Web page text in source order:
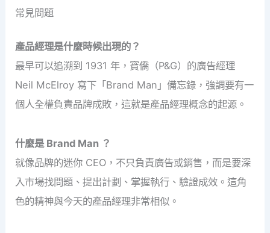
常見問題
產品經理是什麼時候出現的？
最早可以追溯到 1931 年，寶僑（P&G）的廣告經理
Neil McElroy 寫下「Brand Man」備忘錄，強調要有一
個人全權負責品牌成敗，這就是產品經理概念的起源。
什麼是 Brand Man ？
就像品牌的迷你 CEO，不只負責廣告或銷售，而是要深
入市場找問題、提出計劃、掌握執行、驗證成效。這角
色的精神與今天的產品經理非常相似。